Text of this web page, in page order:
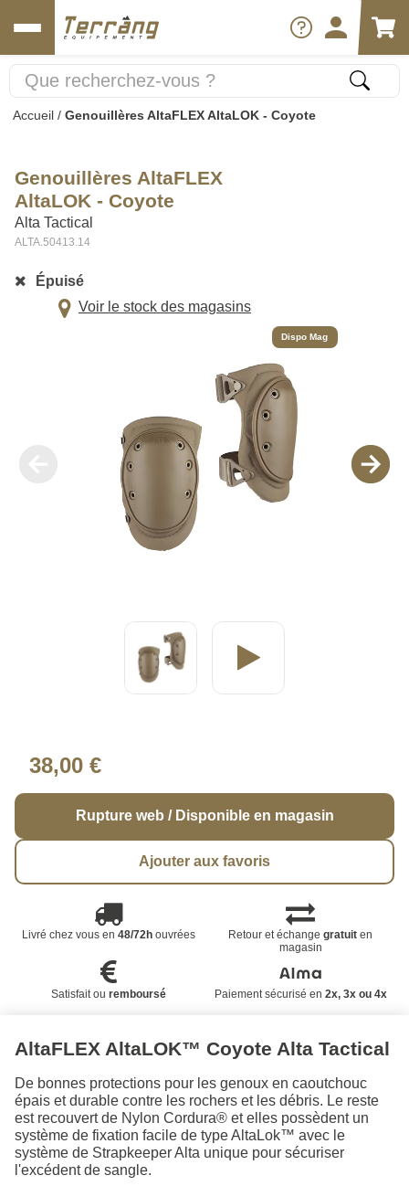
Accueil / Genouillères AltaFLEX AltaLOK - Coyote
Genouillères AltaFLEX
AltaLOK - Coyote
Alta Tactical
ALTA.50413.14
Épuisé
Voir le stock des magasins
Dispo Mag
38,00 €
Rupture web / Disponible en magasin
Ajouter aux favoris
Livré chez vous en 48/72houvrées Retour et échangegratuit en
magasin
Satisfait ou remboursé Paiement sécurisé en 2x, 3x ou 4x
AltaFLEX AltaLOK™ Coyote Alta Tactical
De bonnes protections pour les genoux en caoutchouc
épais et durable contre les rochers et les débris. Le reste
est recouvert de Nylon Cordura® et elles possèdent un
système de fixation facile de type AltaLok™ avec le
système de Strapkeeper Alta unique pour sécuriser
l'excédent de sangle.